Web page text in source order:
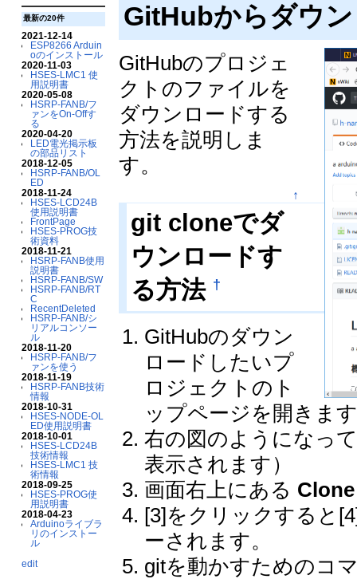
最新の20件
2021-12-14
ESP8266 Arduin
oのインストール
2020-11-03
HSES-LMC1 使
用説明書
2020-05-08
HSRP-FANB/フ
ァンをOn-Offす
る
2020-04-20
LED電光掲示板
の部品リスト
2018-12-05
HSRP-FANB/OL
ED
2018-11-24
HSES-LCD24B
使用説明書
FrontPage
HSES-PROG技
術資料
2018-11-21
HSRP-FANB使用
説明書
HSRP-FANB/SW
HSRP-FANB/RT
C
RecentDeleted
HSRP-FANB/シ
リアルコンソー
ル
2018-11-20
HSRP-FANB/フ
ァンを使う
2018-11-19
HSRP-FANB技術
情報
2018-10-31
HSES-NODE-OL
ED使用説明書
2018-10-01
HSES-LCD24B
技術情報
HSES-LMC1 技
術情報
2018-09-25
HSES-PROG使
用説明書
2018-04-23
Arduinoライブラ
リのインストー
ル
edit
GitHubからダウ
GitHubのプロジェ
クトのファイルを
ダウンロードする
方法を説明しま
す。
↑
git cloneでダ
ウンロードす
る方法 †
GitHubのダウン
ロードしたいプ
ロジェクトのト
ップページを開きま
右の図のようになっ
表示されます）
画面右上にある
[3]をクリックすると
ーされます。
gitを動かすためのコ